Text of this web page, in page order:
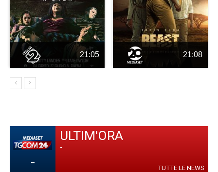
21:05 21:08
-
ULTIM'ORA
-
TUTTE LE NEWS